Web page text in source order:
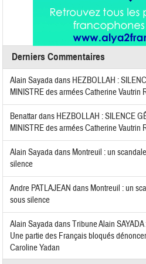
Derniers Commentaires
Alain Sayadadans HEZBOLLAH :
MINISTRE des armées Catherine Vautrin
Benattardans HEZBOLLAH : SILENCE
MINISTRE des armées Catherine Vautrin
Alain Sayadadans Montreuil : un
silence
Andre PATLAJEAN dans Montreuil : un
sous silence
Alain SayadadansTribune Alain
Une partie des Français bloqués
Caroline Yadan